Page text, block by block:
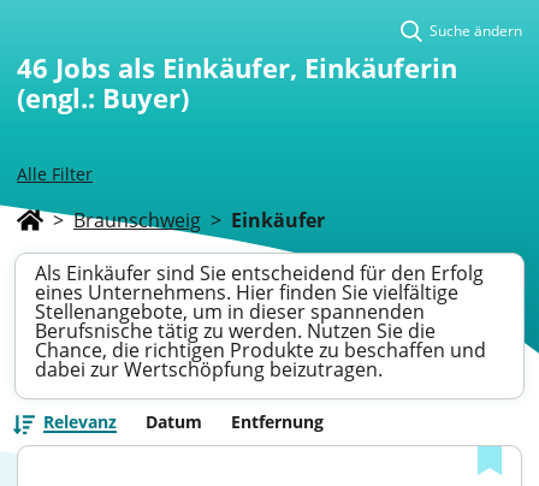
Alle Filter
Suche ändern
46 Jobs als Einkäufer, Einkäuferin
(engl.: Buyer)
> Braunschweig > Einkäufer
Als Einkäufer sind Sie entscheidend für den Erfolg
eines Unternehmens. Hier finden Sie vielfältige
Stellenangebote, um in dieser spannenden
Berufsnische tätig zu werden. Nutzen Sie die
Chance, die richtigen Produkte zu beschaffen und
dabei zur Wertschöpfung beizutragen.
Relevanz Datum Entfernung